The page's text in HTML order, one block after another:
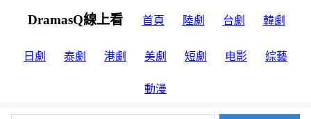
DramasQ線上看 首頁 陸劇 台劇 韓劇
日劇 泰劇 港劇 美劇 短劇 电影 綜藝
動漫